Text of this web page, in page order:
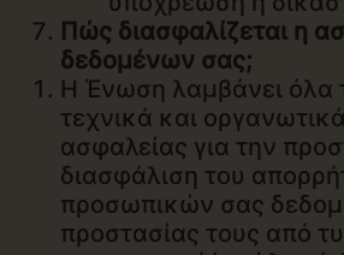
Πώς διασφαλίζεται η
δεδομένων σας;
Η Ένωση λαμβάνει όλα
τεχνικά και
ασφαλείας για την
διασφάλιση του
προσωπικών σας
προστασίας τους από